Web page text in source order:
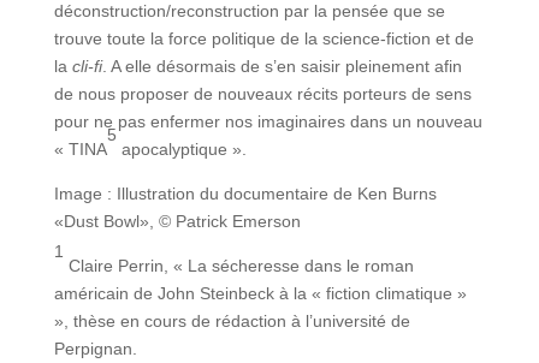
déconstruction/reconstruction par la pensée que se
trouve toute la force politique de la science-fiction et de
la cli-fi. A elle désormais de s’en saisir pleinement afin
de nous proposer de nouveaux récits porteurs de sens
pour ne pas enfermer nos imaginaires dans un nouveau
« TINA
5
apocalyptique ».
Image : Illustration du documentaire de Ken Burns
«Dust Bowl», © Patrick Emerson
1
Claire Perrin, « La sécheresse dans le roman
américain de John Steinbeck à la « fiction climatique »
», thèse en cours de rédaction à l’université de
Perpignan.